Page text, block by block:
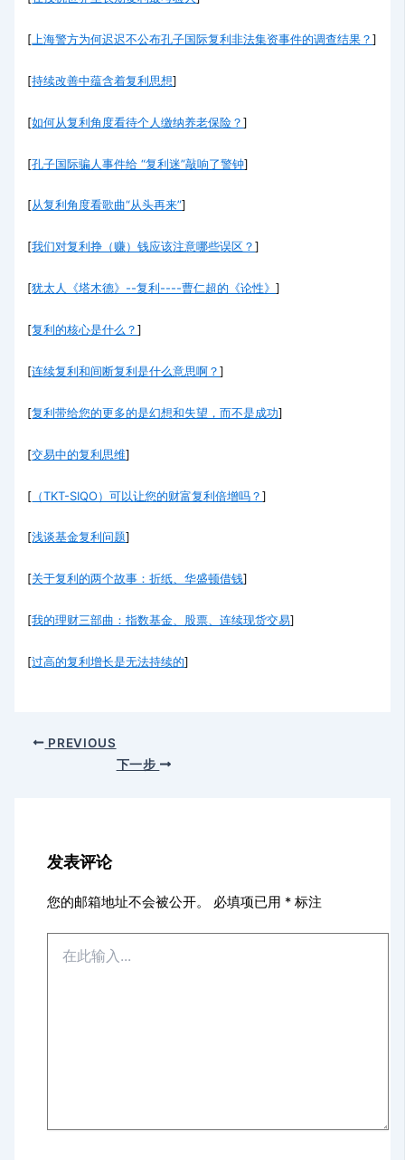
[ 上海警方为何迟迟不公布孔子国际复利非法集资事件的调查结果？]
[持续改善中蕴含着复利思想]
[如何从复利角度看待个人缴纳养老保险？]
[孔子国际骗人事件给 “复利迷”敲响了警钟]
[从复利角度看歌曲“从头再来”]
[我们对复利挣（赚）钱应该注意哪些误区？]
[犹太人《塔木德》--复利----曹仁超的《论性》]
[复利的核心是什么？]
[连续复利和间断复利是什么意思啊？]
[复利带给您的更多的是幻想和失望，而不是成功]
[交易中的复利思维]
[ （TKT-SIQO）可以让您的财富复利倍增吗？]
[浅谈基金复利问题]
[关于复利的两个故事：折纸、华盛顿借钱]
[我的理财三部曲：指数基金、股票、连续现货交易]
[过高的复利增长是无法持续的]
PREVIOUS
下一步
发表评论
您的邮箱地址不会被公开。 必填项已用 * 标注